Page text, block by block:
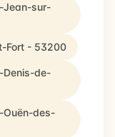
Jean-sur-
Fort - 53200
Denis-de-
Ouën-des-